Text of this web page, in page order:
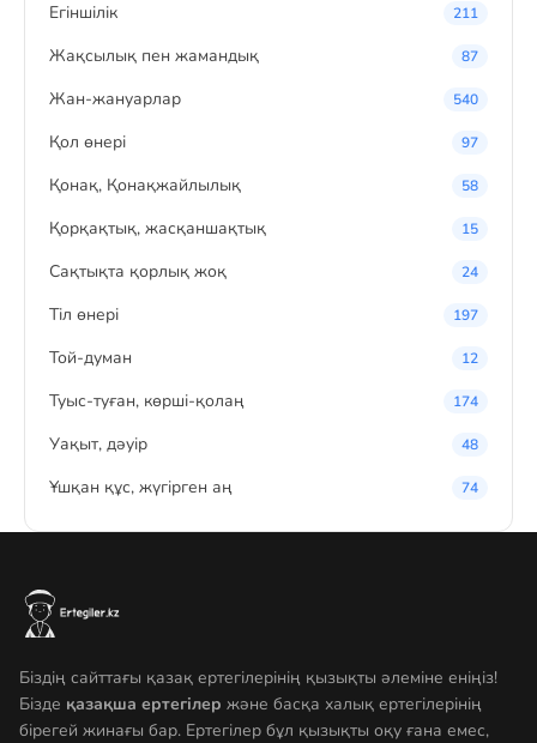
Егіншілік 211
Жақсылық пен жамандық 87
Жан-жануарлар 540
Қол өнері 97
Қонақ, Қонақжайлылық 58
Қорқақтық, жасқаншақтық 15
Сақтықта қорлық жоқ 24
Тіл өнері 197
Той-думан 12
Туыс-туған, көрші-қолаң 174
Уақыт, дәуір 48
Ұшқан құс, жүгірген аң 74
Біздің сайттағы қазақ ертегілерінің қызықты әлеміне еніңіз!
Бізде қазақша ертегілер және басқа халық ертегілерінің
бірегей жинағы бар. Ертегілер бұл қызықты оқу ғана емес,